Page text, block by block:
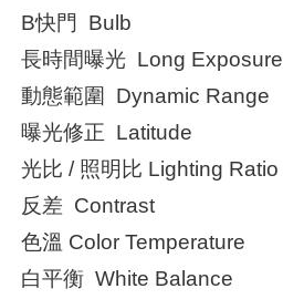
B快門 Bulb
長時間曝光 Long Exposure
動態範圍 Dynamic Range
曝光修正 Latitude
光比 / 照明比 Lighting Ratio
反差 Contrast
色溫 Color Temperature
白平衡 White Balance